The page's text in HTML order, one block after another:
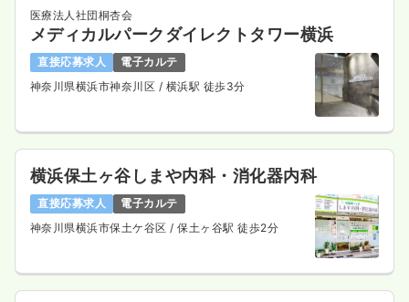
医療法人社団桐杏会
メディカルパークダイレクトタワー横浜
直接応募求人
電子カルテ
神奈川県横浜市神奈川区 / 横浜駅 徒歩3分
横浜保土ヶ谷しまや内科・消化器内科
直接応募求人
電子カルテ
神奈川県横浜市保土ケ谷区 / 保土ヶ谷駅 徒歩2分